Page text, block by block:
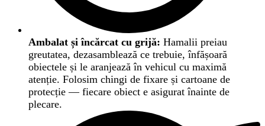
Ambalat și încărcat cu grijă: Hamalii preiau
greutatea, dezasamblează ce trebuie, înfășoară
obiectele și le aranjează în vehicul cu maximă
atenție. Folosim chingi de fixare și cartoane de
protecție — fiecare obiect e asigurat înainte de
plecare.